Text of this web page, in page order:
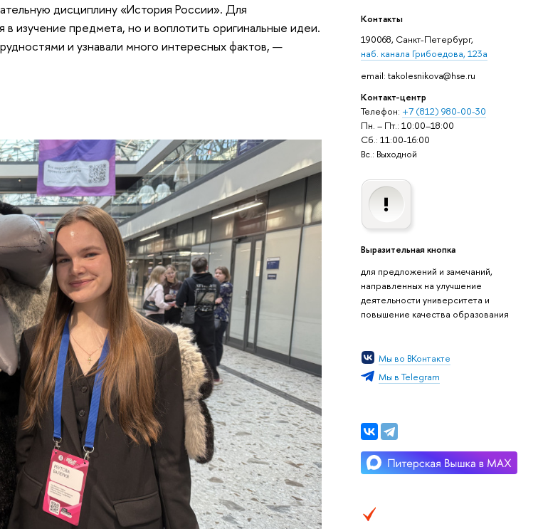
Контакты
190068, Санкт-Петербург,
наб. канала Грибоедова, 123а
email: takolesnikova@hse.ru
Контакт-центр
Телефон: +7 (812) 980-00-30
Пн. – Пт.: 10:00–18:00
Сб.: 11:00-16:00
Вс.: Выходной
Выразительная кнопка
для предложений и замечаний,
направленных на улучшение
деятельности университета и
повышение качества образования
Мы во ВКонтакте
Мы в Telegram
дисциплину «История России». Для
изучение предмета, но и воплотить оригинальные идеи.
и узнавали много интересных фактов, —